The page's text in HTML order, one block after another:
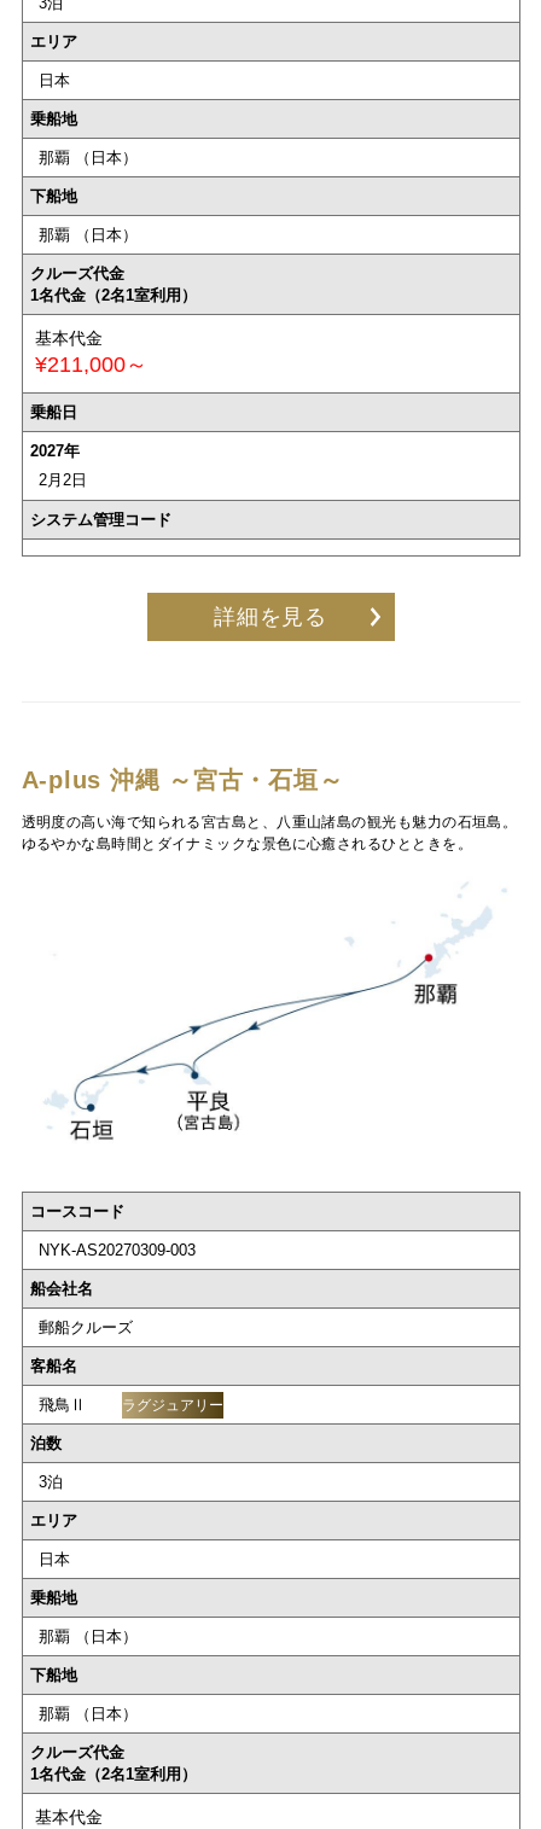
エリア
日本
乗船地
那覇 （日本）
下船地
那覇 （日本）
クルーズ代金
1名代金（2名1室利用）
基本代金
¥211,000～
乗船日
2027年
2月2日
システム管理コード
詳細を見る
A-plus 沖縄 ～宮古・石垣～
透明度の高い海で知られる宮古島と、八重山諸島の観光も魅力の石垣島。
ゆるやかな島時間とダイナミックな景色に心癒されるひとときを。
コースコード
NYK-AS20270309-003
船会社名
郵船クルーズ
客船名
飛鳥Ⅱ ラグジュアリー
泊数
3泊
エリア
日本
乗船地
那覇 （日本）
下船地
那覇 （日本）
クルーズ代金
1名代金（2名1室利用）
基本代金